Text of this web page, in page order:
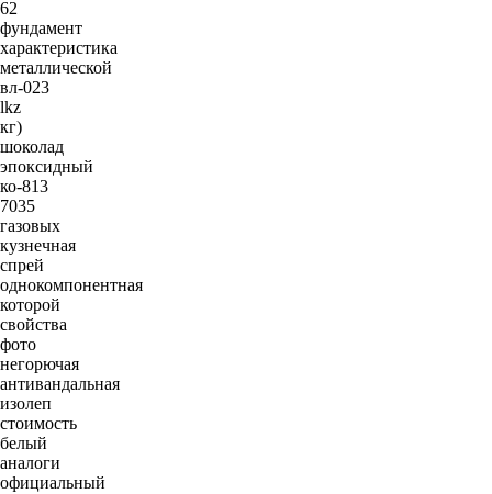
62
фундамент
характеристика
металлической
вл-023
lkz
кг)
шоколад
эпоксидный
ко-813
7035
газовых
кузнечная
спрей
однокомпонентная
которой
свойства
фото
негорючая
антивандальная
изолеп
стоимость
белый
аналоги
официальный